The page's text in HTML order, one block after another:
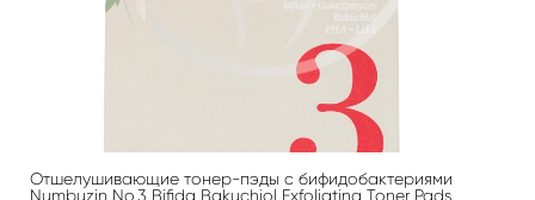
Отшелушивающие тонер-пэды с бифидобактериями
Numbuzin No.3 Bifida Bakuchiol Exfoliating Toner Pads